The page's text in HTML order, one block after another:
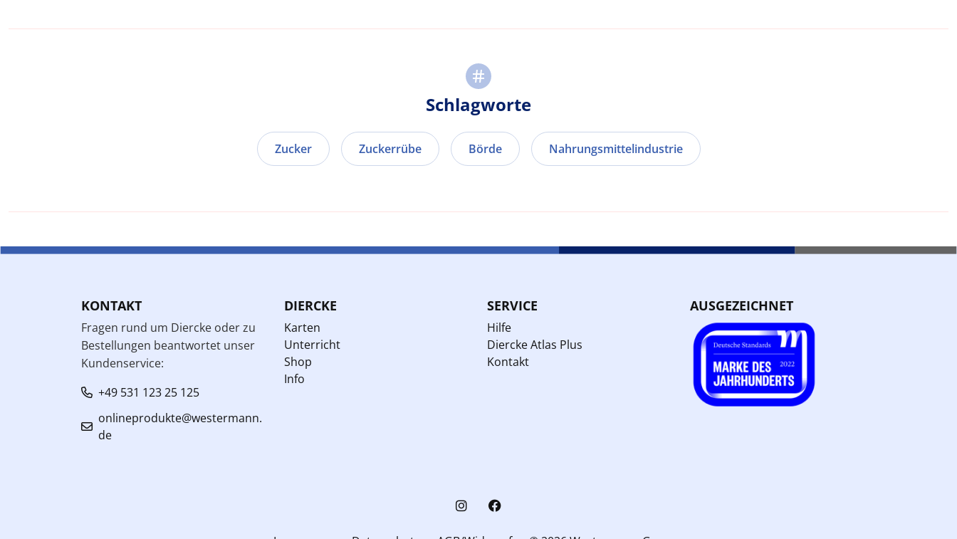
Schlagworte
Zucker Zuckerrübe Börde Nahrungsmittelindustrie
KONTAKT
Fragen rund um Diercke oder zu
Bestellungen beantwortet unser
Kundenservice:
+49 531 123 25 125
onlineprodukte@westermann.
de
DIERCKE
Karten
Unterricht
Shop
Info
SERVICE
Hilfe
Diercke Atlas Plus
Kontakt
AUSGEZEICHNET